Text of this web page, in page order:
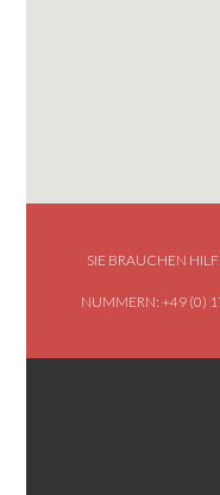
SIE BRAUCHEN
NUMMERN: +49 (0)